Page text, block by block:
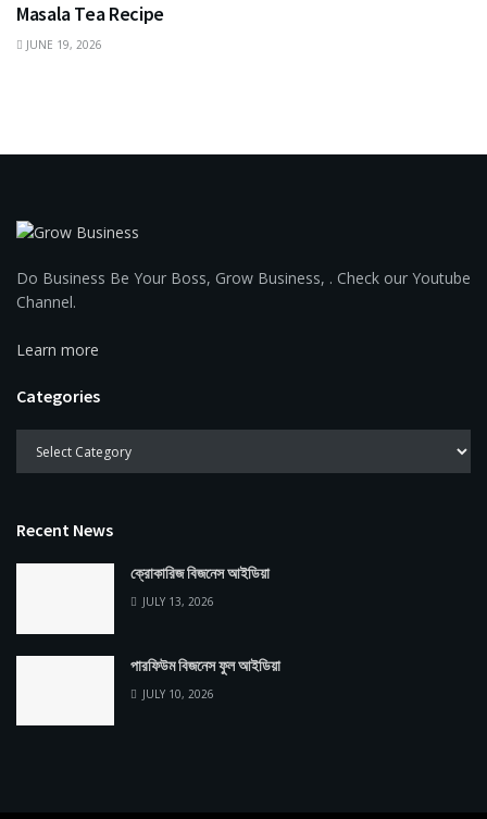
Masala Tea Recipe
JUNE 19, 2026
Do Business Be Your Boss, Grow Business, . Check our Youtube
Channel.
Learn more
Categories
Recent News
ক্রোকারিজ বিজনেস আইডিয়া
JULY 13, 2026
পারফিউম বিজনেস ফুল আইডিয়া
JULY 10, 2026